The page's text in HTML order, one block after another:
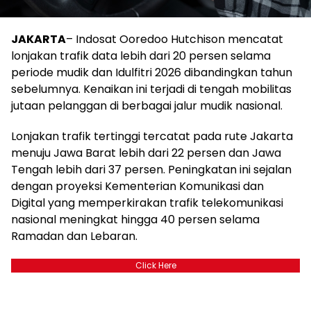
JAKARTA– Indosat Ooredoo Hutchison mencatat
lonjakan trafik data lebih dari 20 persen selama
periode mudik dan Idulfitri 2026 dibandingkan tahun
sebelumnya. Kenaikan ini terjadi di tengah mobilitas
jutaan pelanggan di berbagai jalur mudik nasional.
Lonjakan trafik tertinggi tercatat pada rute Jakarta
menuju Jawa Barat lebih dari 22 persen dan Jawa
Tengah lebih dari 37 persen. Peningkatan ini sejalan
dengan proyeksi Kementerian Komunikasi dan
Digital yang memperkirakan trafik telekomunikasi
nasional meningkat hingga 40 persen selama
Ramadan dan Lebaran.
Click Here